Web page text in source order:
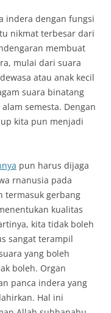
indera dengan fungsi
nikmat terbesar dari
membuat
mulai dari suara
atau anak kecil
suara binatang
semesta. Dengan
kita pun menjadi
pun harus dijaga
rnanusia pada
termasuk gerbang
kualitas
kita tidak boleh
sangat terampil
yang boleh
boleh. Organ
panca indera yang
Hal ini